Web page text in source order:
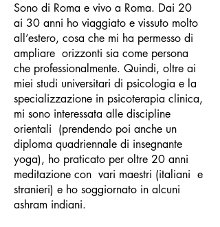
Sono di Roma e vivo a Roma. Dai 20
ai 30 anni ho viaggiato e vissuto molto
all’estero, cosa che mi ha permesso di
ampliare orizzonti sia come persona
che professionalmente. Quindi, oltre ai
miei studi universitari di psicologia e la
specializzazione in psicoterapia clinica,
mi sono interessata alle discipline
orientali (prendendo poi anche un
diploma quadriennale di insegnante
yoga), ho praticato per oltre 20 anni
meditazione con vari maestri (italiani e
stranieri) e ho soggiornato in alcuni
ashram indiani.